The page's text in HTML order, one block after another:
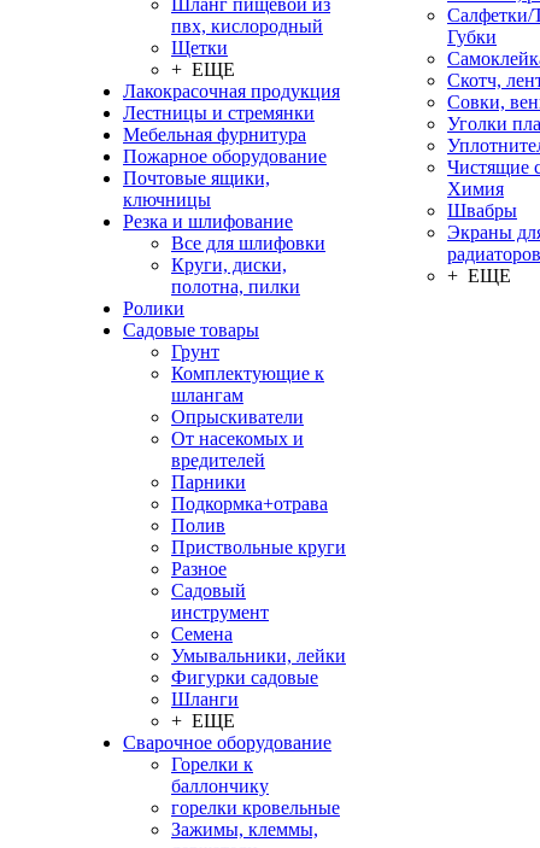
Шланг пищевой из
пвх, кислородный
Щетки
+ ЕЩЕ
Лакокрасочная продукция
Лестницы и стремянки
Мебельная фурнитура
Пожарное оборудование
Почтовые ящики,
ключницы
Резка и шлифование
Все для шлифовки
Круги, диски,
полотна, пилки
Ролики
Садовые товары
Грунт
Комплектующие к
шлангам
Опрыскиватели
От насекомых и
вредителей
Парники
Подкормка+отрава
Полив
Приствольные круги
Разное
Садовый
инструмент
Семена
Умывальники, лейки
Фигурки садовые
Шланги
+ ЕЩЕ
Сварочное оборудование
Горелки к
баллончику
горелки кровельные
Зажимы, клеммы,
Салфетки/
Губки
Скотч,
Совки,
Уголки
Чистящие
Химия
Швабры
Экраны
радиаторов
+ ЕЩЕ